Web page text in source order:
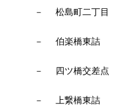
－ 松島町二丁目
－ 伯楽橋東詰
－ 四ツ橋交差点
－ 上繋橋東詰